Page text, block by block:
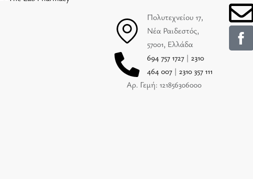
Πολυτεχνείου 17,
Νέα Ραιδεστός,
57001, Ελλάδα
694 757 1727| 2310
464 007 | 2310 357 111
Αρ. Γεμή: 121856306000